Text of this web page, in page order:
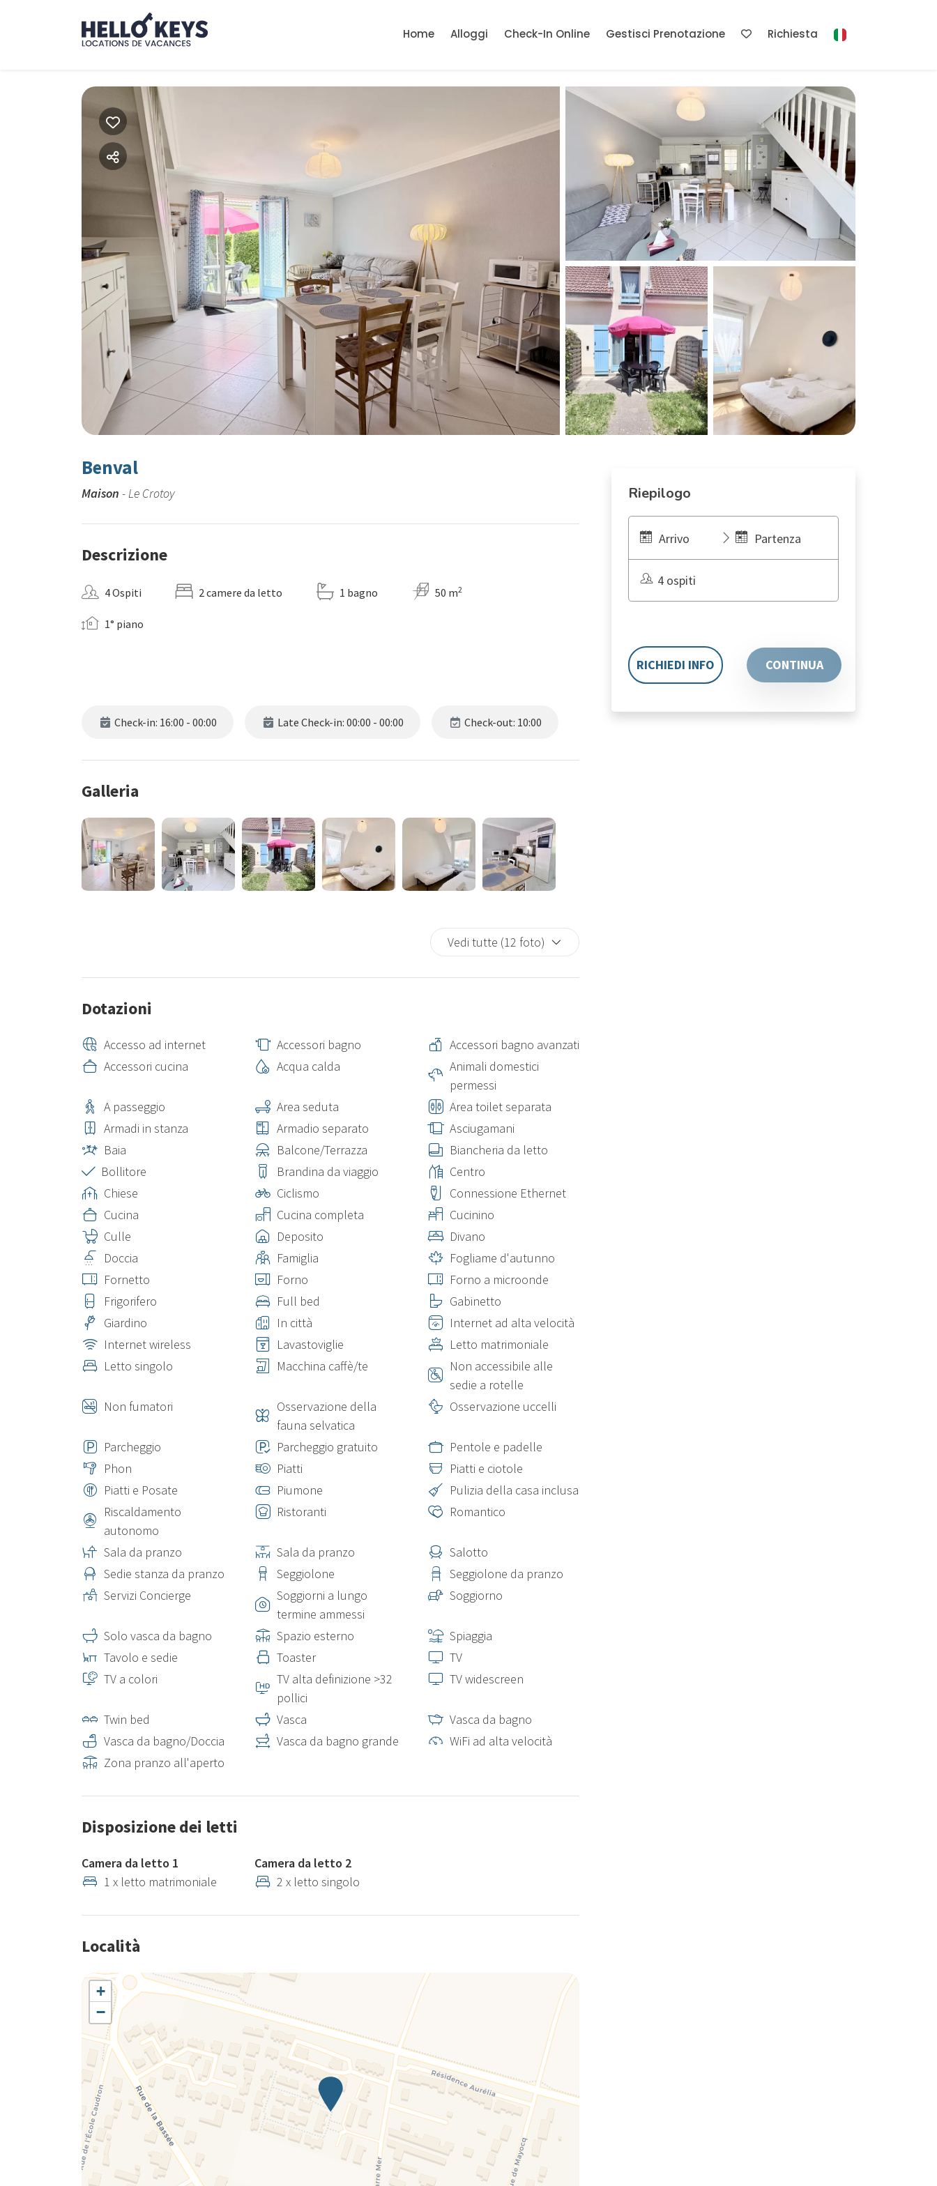
Home Alloggi Check-In Online Gestisci Prenotazione Richiesta
Benval
Maison - Le Crotoy
Descrizione
4 Ospiti 2 camere da letto 1 bagno 50 m2
1° piano
Check-in: 16:00 - 00:00 Late Check-in: 00:00 - 00:00 Check-out: 10:00
Galleria
Vedi tutte (12 foto)
Dotazioni
Accesso ad internet Accessori bagno
Accessori bagno avanzati
Accessori cucina
Acqua calda
Animali domestici
permessi
A passeggio
Area seduta
Area toilet separata
Armadi in stanza
Armadio separato
Asciugamani
Baia
Balcone/Terrazza
Biancheria da letto
Bollitore
Brandina da viaggio
Centro
Chiese
Ciclismo
Connessione Ethernet
Cucina
Cucina completa
Cucinino
Culle
Deposito
Divano
Doccia
Famiglia
Fogliame d'autunno
Fornetto
Forno
Forno a microonde
Frigorifero
Full bed
Gabinetto
Giardino
In città
Internet ad alta velocità
Internet wireless
Lavastoviglie
Letto matrimoniale
Letto singolo
Macchina caffè/te
Non accessibile alle
sedie a rotelle
Non fumatori
Osservazione della
fauna selvatica
Osservazione uccelli
Parcheggio Parcheggio gratuito
Pentole e padelle
Phon
Piatti
Piatti e ciotole
Piatti e Posate
Piumone
Pulizia della casa inclusa
Riscaldamento
autonomo
Ristoranti Romantico
Sala da pranzo Sala da pranzo
Salotto
Sedie stanza da pranzo
Seggiolone
Seggiolone da pranzo
Servizi Concierge
Soggiorni a lungo
termine ammessi
Soggiorno
Solo vasca da bagno Spazio esterno
Spiaggia
Tavolo e sedie
Toaster
TV
TV a colori
TV alta definizione >32
pollici
TV widescreen
Twin bed Vasca
Vasca da bagno
Vasca da bagno/Doccia
Vasca da bagno grande
WiFi ad alta velocità
Zona pranzo all'aperto
Disposizione dei letti
Camera da letto 1
1 x letto matrimoniale
Camera da letto 2
2 x letto singolo
Località
+
−
Riepilogo
Arrivo Partenza
4 ospiti
RICHIEDI INFO CONTINUA